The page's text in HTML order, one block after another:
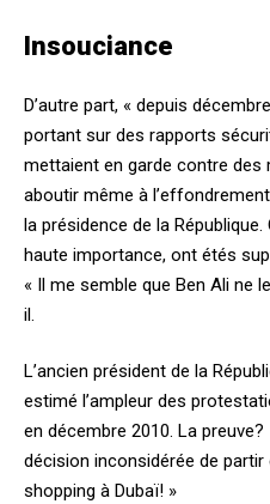
Insouciance
D’autre part, « depuis
portant sur des rapports
mettaient en garde contre des
aboutir même à
la présidence de la
haute importance, ont étés
« Il me semble que Ben Ali ne
il.
L’ancien président de la
estimé l’ampleur des
en décembre 2010. La
décision inconsidérée de
shopping à Dubaï! »